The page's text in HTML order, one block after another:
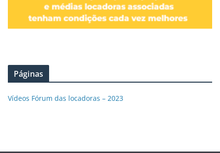
Páginas
Vídeos Fórum das locadoras – 2023